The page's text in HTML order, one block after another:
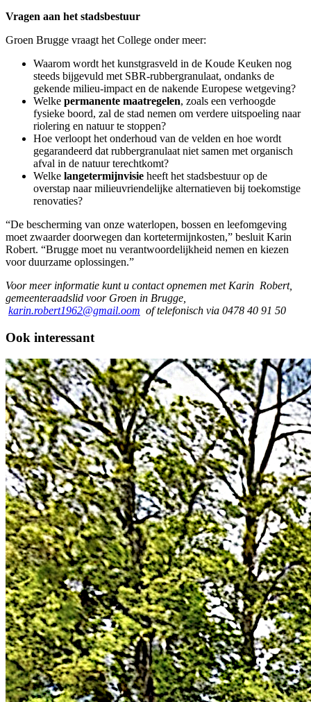
Vragen aan het stadsbestuur
Groen Brugge vraagt het College onder meer:
Waarom wordt het kunstgrasveld in de Koude Keuken nog
steeds bijgevuld met SBR-rubbergranulaat, ondanks de
gekende milieu-impact en de nakende Europese wetgeving?
Welke permanente maatregelen, zoals een verhoogde
fysieke boord, zal de stad nemen om verdere uitspoeling naar
riolering en natuur te stoppen?
Hoe verloopt het onderhoud van de velden en hoe wordt
gegarandeerd dat rubbergranulaat niet samen met organisch
afval in de natuur terechtkomt?
Welke langetermijnvisie heeft het stadsbestuur op de
overstap naar milieuvriendelijke alternatieven bij toekomstige
renovaties?
“De bescherming van onze waterlopen, bossen en leefomgeving
moet zwaarder doorwegen dan kortetermijnkosten,” besluit Karin
Robert. “Brugge moet nu verantwoordelijkheid nemen en kiezen
voor duurzame oplossingen.”
Voor meer informatie kunt u contact opnemen met Karin Robert,
gemeenteraadslid voor Groen in Brugge,
karin.robert1962@gmail.oom of telefonisch via 0478 40 91 50
Ook interessant